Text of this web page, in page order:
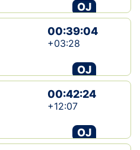
OJ
00:39:04
+03:28
OJ
00:42:24
+12:07
OJ